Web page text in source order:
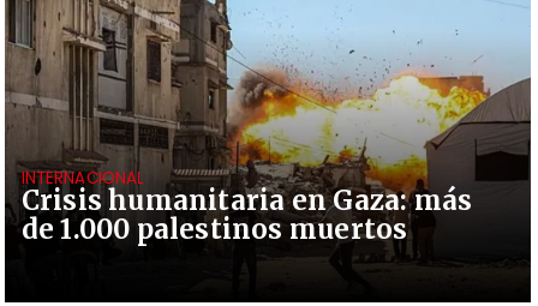
Crisis humanitaria en Gaza: más
de 1.000 palestinos muertos
INTERNACIONAL